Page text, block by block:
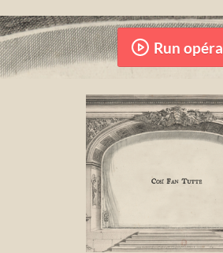
Run opéra